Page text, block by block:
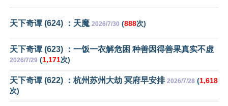
天下奇谭 (624) ：天魔 2026/7/30 (888次)
天下奇谭 (623) ：一饭一衣解危困 种善因得善果真实不虚
2026/7/29 (1,171次)
天下奇谭 (622) ：杭州苏州大劫 冥府早安排 2026/7/28 (1,618
次)